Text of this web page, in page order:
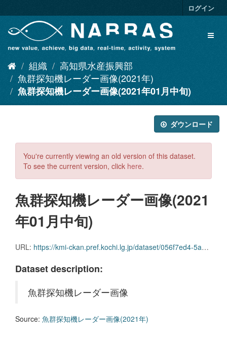
キ
ログイン
組織
高知県水産振興部
魚群探知機レーダー画像(2021年)
魚群探知機レーダー画像(2021年01月中旬)
ダウンロード
You're currently viewing an old version of this dataset.
To see the current version, click here.
魚群探知機レーダー画像(2021
年01月中旬)
URL: https://kmi-ckan.pref.kochi.lg.jp/dataset/056f7ed4-5a07-486a-8b65-ec28e5eeb0b5/resource/24f35a17-4c10-426e-bb4f-ab46d60f524b/download/gyoguntanchikireedaagazou2021nen01-chuujun.zip
Dataset description:
魚群探知機レーダー画像
Source: 魚群探知機レーダー画像(2021年)